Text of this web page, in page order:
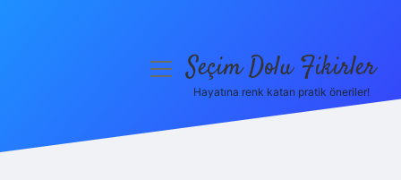
menüyüSeçim Dolu Fikirler
Hayatına renk katan pratik öneriler!